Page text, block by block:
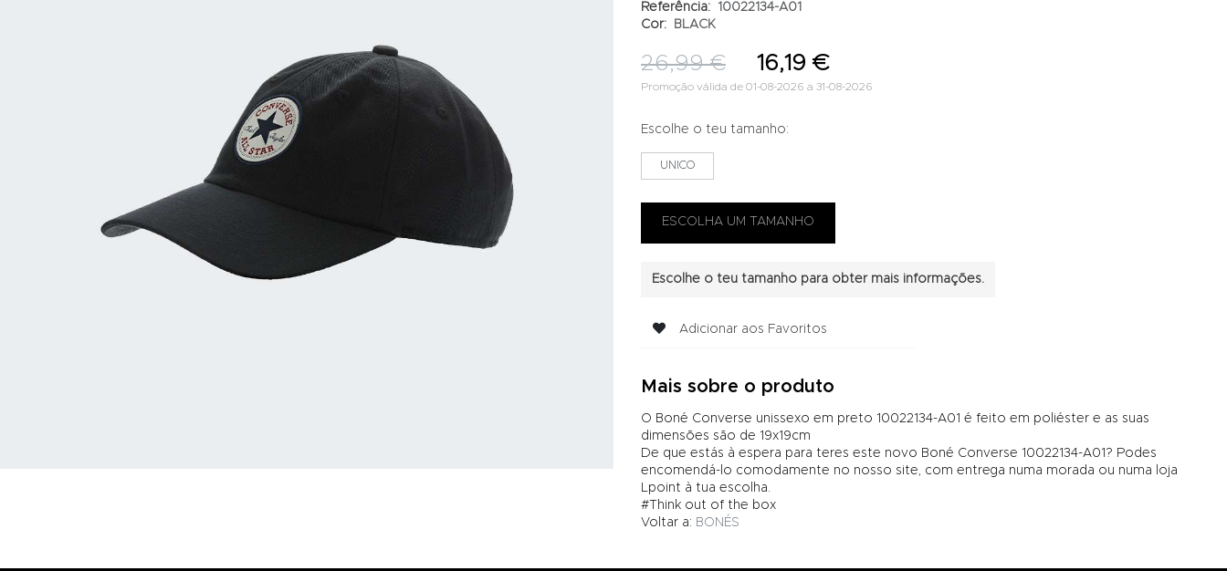
Referência:
10022134-A01
Cor:
BLACK
26,99 € 16,19 €
Promoção válida de 01-08-2026 a 31-08-2026
Escolhe o teu tamanho:
UNICO
Escolhe o teu tamanho para obter mais informações.
Adicionar aos Favoritos
Mais sobre o produto
O Boné Converse unissexo em preto 10022134-A01 é feito em poliéster e as suas
dimensões são de 19x19cm
De que estás à espera para teres este novo Boné Converse 10022134-A01? Podes
encomendá-lo comodamente no nosso site, com entrega numa morada ou numa loja
Lpoint à tua escolha.
#Think out of the box
Voltar a: BONÉS